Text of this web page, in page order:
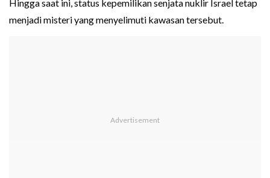
Hingga saat ini, status kepemilikan senjata nuklir Israel tetap
menjadi misteri yang menyelimuti kawasan tersebut.